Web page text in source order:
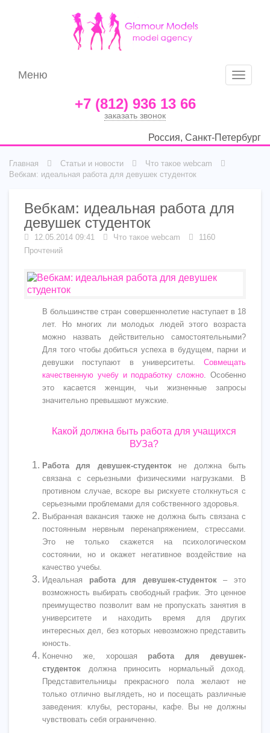
Меню
Меню
+7 (812) 936 13 66
заказать звонок
Россия, Санкт-Петербург
Главная Статьи и новости
Что такое webcam
Вебкам: идеальная работа для девушек студенток
Вебкам: идеальная работа для
девушек студенток
12.05.2014 09:41 Что такое webcam
1160
Прочтений
В большинстве стран совершеннолетие наступает в 18
лет. Но многих ли молодых людей этого возраста
можно назвать действительно самостоятельными?
Для того чтобы добиться успеха в будущем, парни и
девушки поступают в университеты. Совмещать
качественную учебу и подработку сложно. Особенно
это касается женщин, чьи жизненные запросы
значительно превышают мужские.
Какой должна быть работа для учащихся
ВУЗа?
Работа для девушек-студентокне должна быть
связана с серьезными физическими нагрузками. В
противном случае, вскоре вы рискуете столкнуться с
серьезными проблемами для собственного здоровья.
Выбранная вакансия также не должна быть связана с
постоянным нервным перенапряжением, стрессами.
Это не только скажется на психологическом
состоянии, но и окажет негативное воздействие на
качество учебы.
Идеальная работа для девушек-студенток– это
возможность выбирать свободный график. Это ценное
преимущество позволит вам не пропускать занятия в
университете и находить время для других
интересных дел, без которых невозможно представить
юность.
Конечно же, хорошая работа для девушек-
студенток должна приносить нормальный доход.
Представительницы прекрасного пола желают не
только отлично выглядеть, но и посещать различные
заведения: клубы, рестораны, кафе. Вы не должны
чувствовать себя ограниченно.